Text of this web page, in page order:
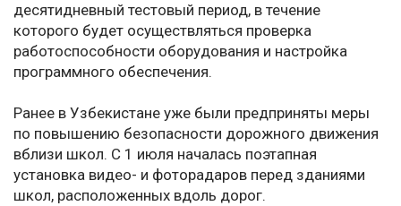
десятидневный тестовый период, в течение
которого будет осуществляться проверка
работоспособности оборудования и настройка
программного обеспечения.
Ранее в Узбекистане уже были предприняты меры
по повышению безопасности дорожного движения
вблизи школ. С 1 июля началась поэтапная
установка видео- и фоторадаров перед зданиями
школ, расположенных вдоль дорог.